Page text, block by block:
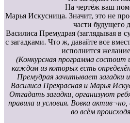
На чертёж ваш
Марья Искусница. Значит, это не
части будущего
Василиса Премудрая (заглядывая в
с загадками. Что ж, давайте все
исполнится
(Конкурсная программа состоит
каждом из которых есть
Премудрая зачитывает загадки и
Василиса Прекрасная и Марья
Отгадать загадки, организуют
правила и условия. Вовка
во всём